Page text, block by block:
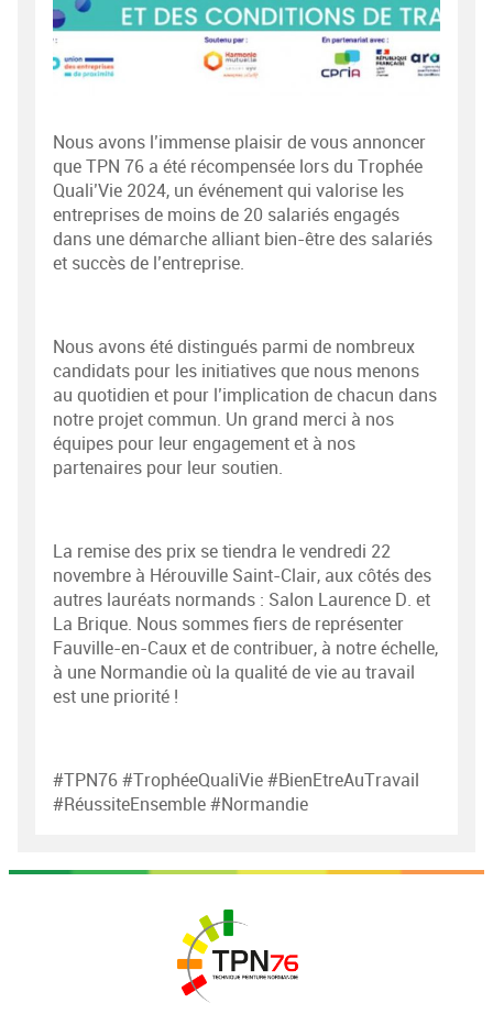
Nous avons l’immense plaisir de vous annoncer
que TPN 76 a été récompensée lors du Trophée
Quali’Vie 2024, un événement qui valorise les
entreprises de moins de 20 salariés engagés
dans une démarche alliant bien-être des salariés
et succès de l’entreprise.
Nous avons été distingués parmi de nombreux
candidats pour les initiatives que nous menons
au quotidien et pour l’implication de chacun dans
notre projet commun. Un grand merci à nos
équipes pour leur engagement et à nos
partenaires pour leur soutien.
La remise des prix se tiendra le vendredi 22
novembre à Hérouville Saint-Clair, aux côtés des
autres lauréats normands : Salon Laurence D. et
La Brique. Nous sommes fiers de représenter
Fauville-en-Caux et de contribuer, à notre échelle,
à une Normandie où la qualité de vie au travail
est une priorité !
#TPN76 #TrophéeQualiVie #BienEtreAuTravail
#RéussiteEnsemble #Normandie